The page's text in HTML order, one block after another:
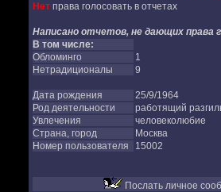
Нетправа голосовать в отчетах
Написано отчетов, не дающих права
В том числе:
Обломинго
1
Нетрадиционалы
9
Дата рождения
25/9/1964
Род деятельности
работящий
Увлечения
человеколюбие
Страна, город
Москва
Номер пользователя
15002
Послать личное